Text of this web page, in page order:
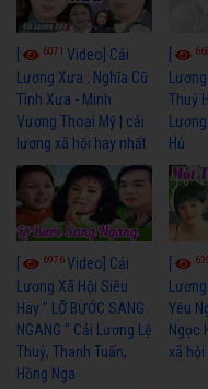
6071 Video] Cải
Lương Xưa : Nghĩa Cũ
Tình Xưa - Minh
Vương Thoại Mỹ | cải
lương xã hội hay nhất
Thuỷ
Hủ
6976Video] Cải
Lương Xã Hội Siêu
Hay " LỠ BƯỚC SANG
NGANG " Cải Lương Lệ
Thuỷ, Thanh Tuấn,
Hồng Nga
Yêu
Ngọc
xã